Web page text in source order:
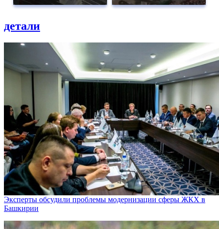
детали
Эксперты обсудили проблемы модернизации сферы ЖКХ в
Башкирии